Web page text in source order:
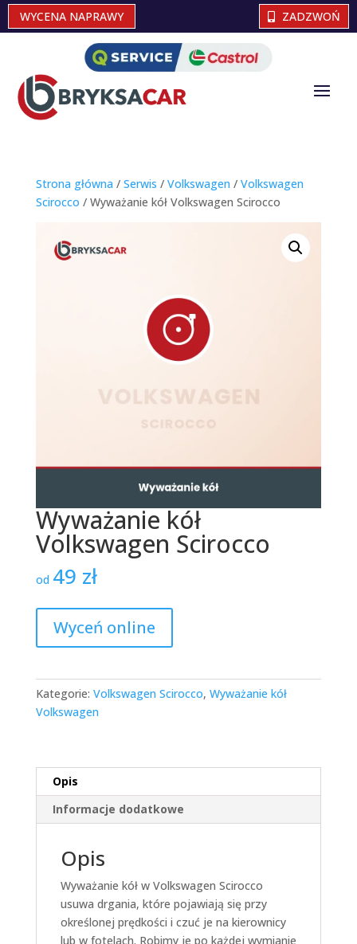
WYCENA NAPRAWY ZADZWOŃ
Strona główna / Serwis / Volkswagen / Volkswagen
Scirocco / Wyważanie kół Volkswagen Scirocco
Wyważanie kół
Volkswagen Scirocco
od 49 zł
Wyceń online
Kategorie: Volkswagen Scirocco, Wyważanie kół
Volkswagen
Opis
Informacje dodatkowe
Opis
Wyważanie kół w Volkswagen Scirocco
usuwa drgania, które pojawiają się przy
określonej prędkości i czuć je na kierownicy
lub w fotelach. Robimy je po każdej wymianie